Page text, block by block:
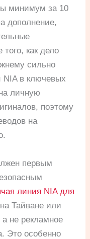
минимум за 10
дополнение,
как дело
сильно
NIA в ключевых
личную
поэтому
на
первым
линия NIA для
на Тайване или
не рекламное
Это особенно